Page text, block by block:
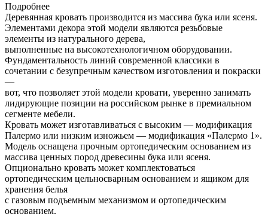
Подробнее
Деревянная кровать производится из массива бука или ясеня.
Элементами декора этой модели являются резьбовые
элементы из натурального дерева,
выполненные на высокотехнологичном оборудовании.
Фундаментальность линий современной классики в
сочетании с безупречным качеством изготовления и покраски
—
вот, что позволяет этой модели кровати, уверенно занимать
лидирующие позиции на российском рынке в премиальном
сегменте мебели.
Кровать может изготавливаться с высоким — модификация
Палермо или низким изножьем — модификация «Палермо 1».
Модель оснащена прочным ортопедическим основанием из
массива ценных пород древесины бука или ясеня.
Опционально кровать может комплектоваться
ортопедическим цельносварным основанием и ящиком для
хранения белья
с газовым подъемным механизмом и ортопедическим
основанием.